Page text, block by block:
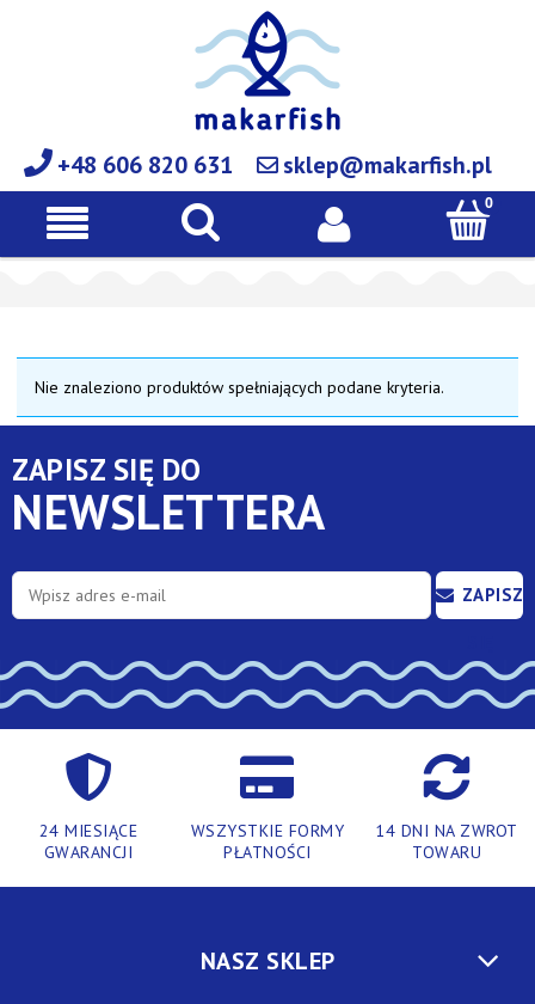
+48 606 820 631 sklep@makarfish.pl
Nie znaleziono produktów spełniających podane kryteria.
ZAPISZ SIĘ DO
NEWSLETTERA
ZAPISZ
24 MIESIĄCE
GWARANCJI
WSZYSTKIE FORMY
PŁATNOŚCI
14 DNI NA ZWROT
TOWARU
NASZ SKLEP